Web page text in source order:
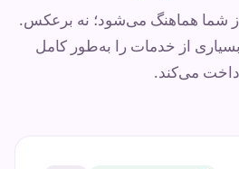
شما هماهنگ می‌شود؛ نه برعکس.
از خدمات را به‌طور کامل
می‌کند.